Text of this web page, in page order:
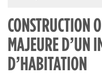
CONSTRUCTION
MAJEURE D’UN
D’HABITATION